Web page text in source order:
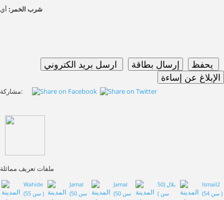
شرب الخمر: أي
مشاركة:
ملفات تعريف مماثلة
Wahide
(55 سن )
Jamal
(50 سن
Jamal
(50 سن
بلال (50
سن )
Ismail2
(54 سن )